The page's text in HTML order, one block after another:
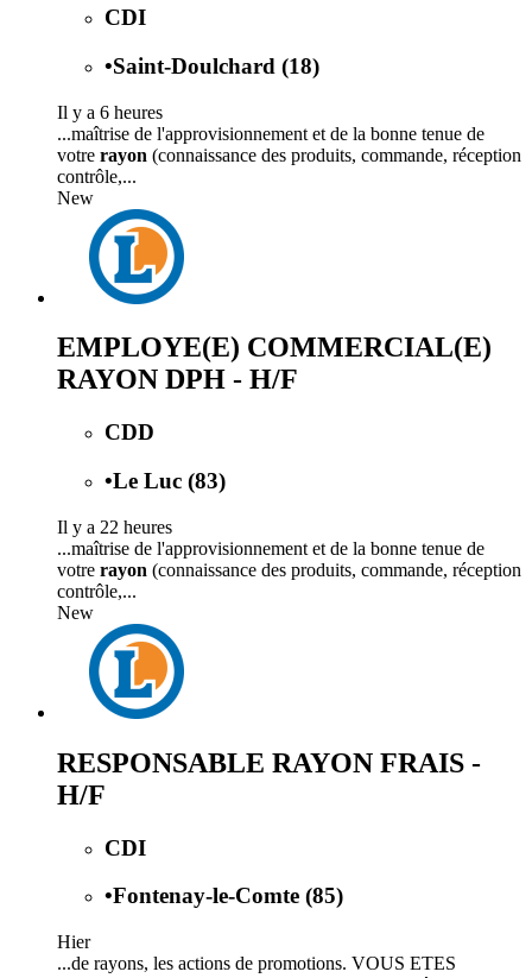
CDI
•Saint-Doulchard (18)
Il y a 6 heures
...maîtrise de l'approvisionnement et de la bonne tenue de
votre rayon (connaissance des produits, commande, réception
contrôle,...
New
EMPLOYE(E) COMMERCIAL(E)
RAYON DPH - H/F
CDD
•Le Luc (83)
Il y a 22 heures
...maîtrise de l'approvisionnement et de la bonne tenue de
votre rayon (connaissance des produits, commande, réception
contrôle,...
New
RESPONSABLE RAYON FRAIS -
H/F
CDI
•Fontenay-le-Comte (85)
Hier
...de rayons, les actions de promotions. VOUS ETES